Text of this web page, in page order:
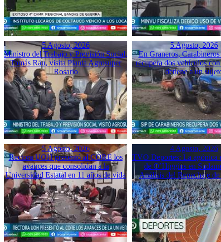
5 Agosto, 2026
Ministro del Trabajo y Previsión Social,
Tomás Rau, visita Planta Agrosuper
Rosario
5 Agosto, 2026
En Graneros,
recupera dos vehículos
detiene a un
5 Agosto, 2026
Rectora UOH presentó al CORE los
avances que consolidan a la
Universidad Estatal en 11 años de vida
4 Agosto, 2026
TVO Deportes: La agónica
de O’Higgins en
Análisis del Repechaje de